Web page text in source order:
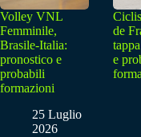
Volley VNL
Femminile,
Brasile-Italia:
pronostico e
probabili
formazioni
25 Luglio
2026
de
e